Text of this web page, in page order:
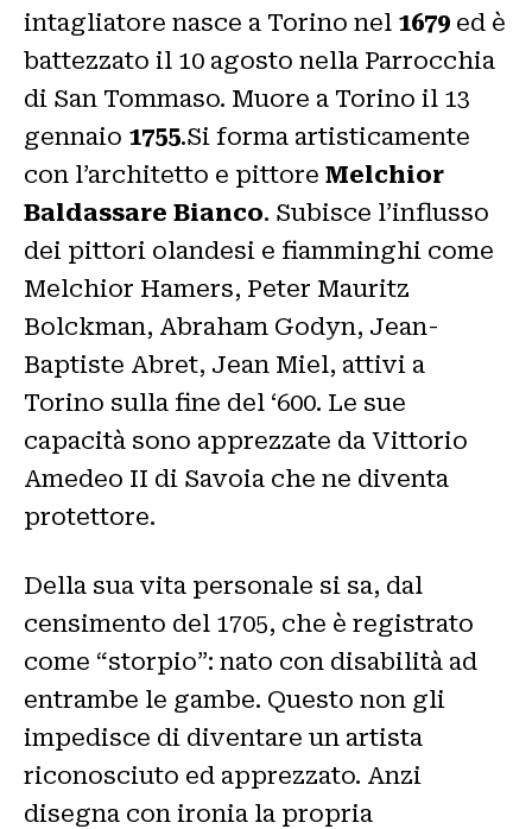
intagliatore nasce a Torino nel 1679 ed è
battezzato il 10 agosto nella Parrocchia
di San Tommaso. Muore a Torino il 13
gennaio 1755.Si forma artisticamente
con l’architetto e pittore Melchior
Baldassare Bianco. Subisce l’influsso
dei pittori olandesi e fiamminghi come
Melchior Hamers, Peter Mauritz
Bolckman, Abraham Godyn, Jean-
Baptiste Abret, Jean Miel, attivi a
Torino sulla fine del ‘600. Le sue
capacità sono apprezzate da Vittorio
Amedeo II di Savoia che ne diventa
protettore.
Della sua vita personale si sa, dal
censimento del 1705, che è registrato
come “storpio”: nato con disabilità ad
entrambe le gambe. Questo non gli
impedisce di diventare un artista
riconosciuto ed apprezzato. Anzi
disegna con ironia la propria